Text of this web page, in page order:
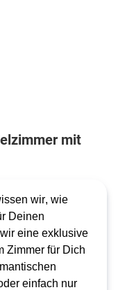
mit
wir, wie
Deinen
eine exklusive
Zimmer für Dich
einfach nur